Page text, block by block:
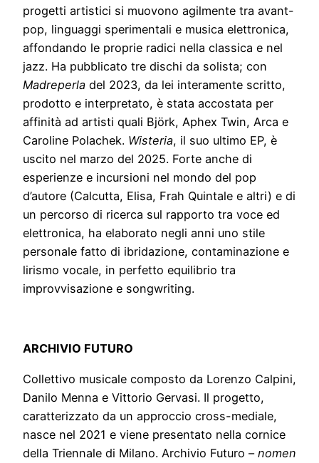
progetti artistici si muovono agilmente tra avant-
pop, linguaggi sperimentali e musica elettronica,
affondando le proprie radici nella classica e nel
jazz. Ha pubblicato tre dischi da solista; con
Madreperla del 2023, da lei interamente scritto,
prodotto e interpretato, è stata accostata per
affinità ad artisti quali Björk, Aphex Twin, Arca e
Caroline Polachek. Wisteria, il suo ultimo EP, è
uscito nel marzo del 2025. Forte anche di
esperienze e incursioni nel mondo del pop
d’autore (Calcutta, Elisa, Frah Quintale e altri) e di
un percorso di ricerca sul rapporto tra voce ed
elettronica, ha elaborato negli anni uno stile
personale fatto di ibridazione, contaminazione e
lirismo vocale, in perfetto equilibrio tra
improvvisazione e songwriting.
ARCHIVIO FUTURO
Collettivo musicale composto da Lorenzo Calpini,
Danilo Menna e Vittorio Gervasi. Il progetto,
caratterizzato da un approccio cross-mediale,
nasce nel 2021 e viene presentato nella cornice
della Triennale di Milano. Archivio Futuro – nomen